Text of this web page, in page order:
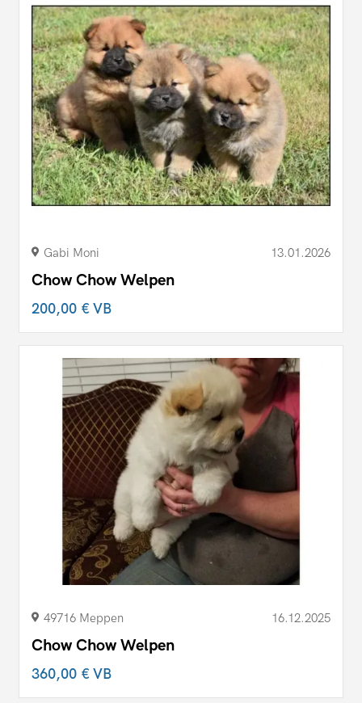
Gabi Moni 13.01.2026
Chow Chow Welpen
200,00 €VB
49716 Meppen 16.12.2025
Chow Chow Welpen
360,00 €VB